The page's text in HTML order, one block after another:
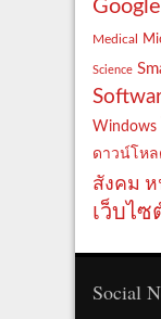
Medical
Science
Windows
ดาวน์โหล
สังคม ห
เว็บไซ
Social